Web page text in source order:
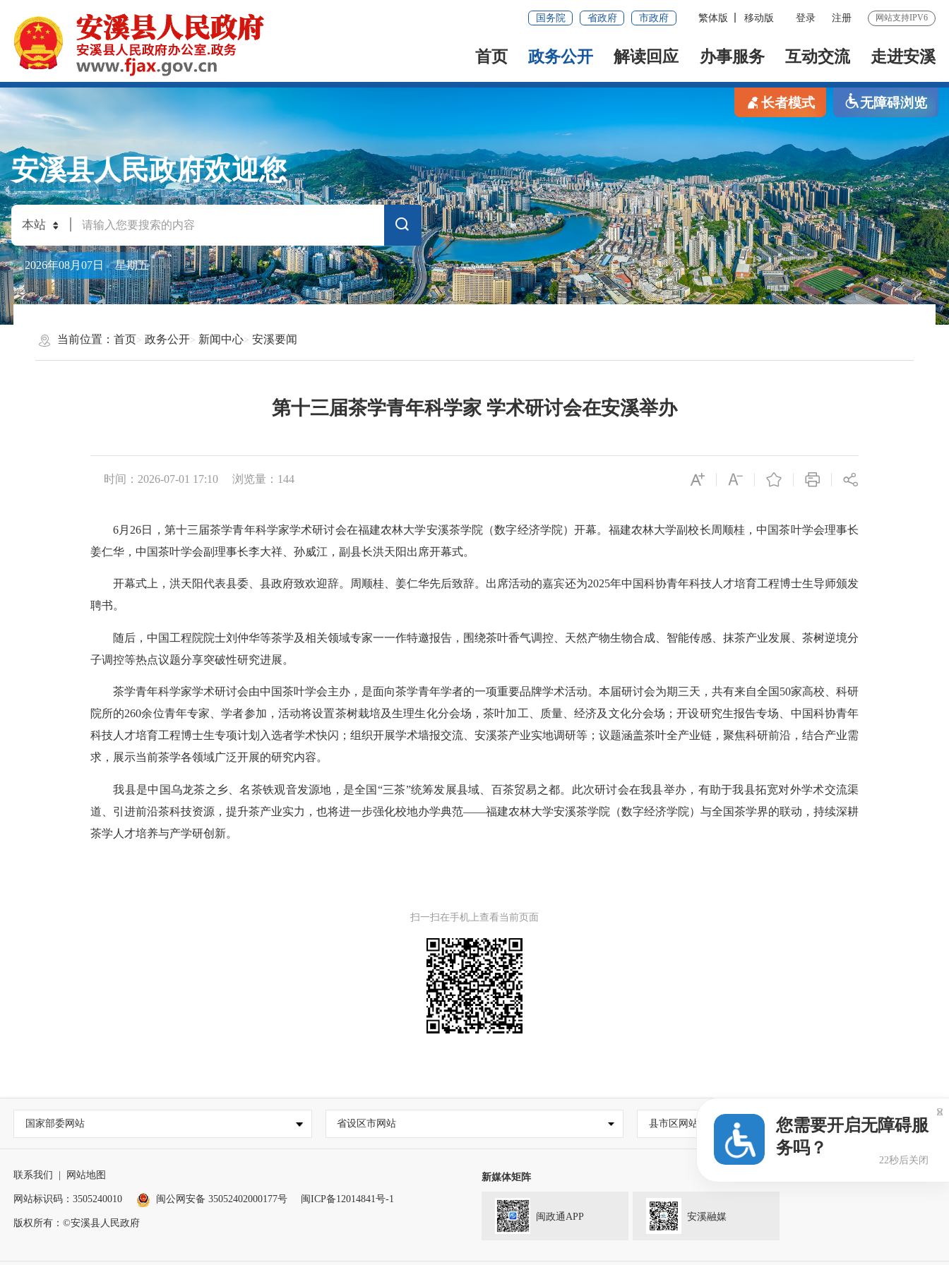
国务院 省政府 市政府 繁体版 移动版 登录 注册 网站支持IPV6
首页 政务公开 解读回应 办事服务 互动交流 走进安溪
长者模式 无障碍浏览
安溪县人民政府欢迎您
2026年08月07日 星期五
当前位置： 首页 政务公开 新闻中心 安溪要闻
第十三届茶学青年科学家 学术研讨会在安溪举办
时间：2026-07-01 17:10 浏览量： 144
6月26日，第十三届茶学青年科学家学术研讨会在福建农林大学安溪茶学院（数字经济学院）开幕。福建农林大学副校长周顺桂，中国茶叶学会理事长
姜仁华，中国茶叶学会副理事长李大祥、孙威江，副县长洪天阳出席开幕式。
开幕式上，洪天阳代表县委、县政府致欢迎辞。周顺桂、姜仁华先后致辞。出席活动的嘉宾还为2025年中国科协青年科技人才培育工程博士生导师颁发
聘书。
随后，中国工程院院士刘仲华等茶学及相关领域专家一一作特邀报告，围绕茶叶香气调控、天然产物生物合成、智能传感、抹茶产业发展、茶树逆境分
子调控等热点议题分享突破性研究进展。
茶学青年科学家学术研讨会由中国茶叶学会主办，是面向茶学青年学者的一项重要品牌学术活动。本届研讨会为期三天，共有来自全国50家高校、科研
院所的260余位青年专家、学者参加，活动将设置茶树栽培及生理生化分会场，茶叶加工、质量、经济及文化分会场；开设研究生报告专场、中国科协青年
科技人才培育工程博士生专项计划入选者学术快闪；组织开展学术墙报交流、安溪茶产业实地调研等；议题涵盖茶叶全产业链，聚焦科研前沿，结合产业需
求，展示当前茶学各领域广泛开展的研究内容。
我县是中国乌龙茶之乡、名茶铁观音发源地，是全国“三茶”统筹发展县域、百茶贸易之都。此次研讨会在我县举办，有助于我县拓宽对外学术交流渠
道、引进前沿茶科技资源，提升茶产业实力，也将进一步强化校地办学典范——福建农林大学安溪茶学院（数字经济学院）与全国茶学界的联动，持续深耕
茶学人才培养与产学研创新。
扫一扫在手机上查看当前页面
国家部委网站 省设区市网站 县市区网站
联系我们 | 网站地图
网站标识码：3505240010 闽公网安备 35052402000177号 闽ICP备12014841号-1
版权所有：©安溪县人民政府
新媒体矩阵
闽政通APP 安溪融媒
您需要开启无障碍服
务吗？
21秒后关闭
